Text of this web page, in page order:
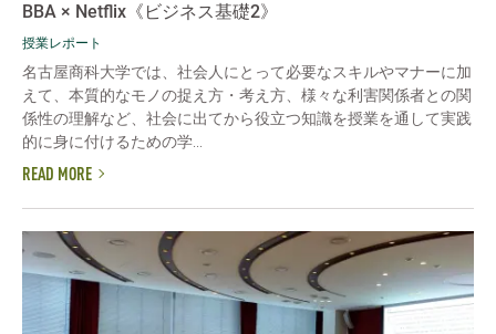
BBA × Netflix《ビジネス基礎2》
授業レポート
名古屋商科大学では、社会人にとって必要なスキルやマナーに加
えて、本質的なモノの捉え方・考え方、様々な利害関係者との関
係性の理解など、社会に出てから役立つ知識を授業を通して実践
的に身に付けるための学...
READ MORE